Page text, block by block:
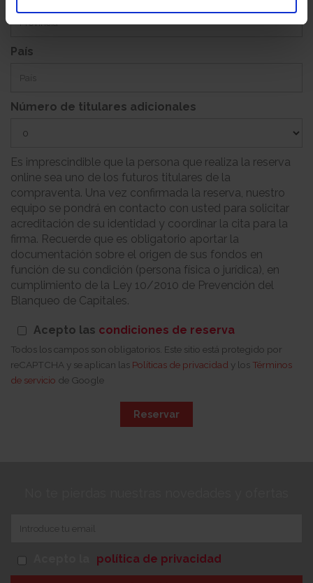
País
Número de titulares adicionales
Es imprescindible que la persona que realiza la reserva
online sea uno de los futuros titulares de la
compraventa. Una vez confirmada la reserva, nuestro
equipo se pondrá en contacto con usted para solicitar
acreditación de su identidad y coordinar la cita para la
firma. Recuerde que es obligatorio aportar la
documentación sobre el origen de sus fondos en
función de su condición (persona física o jurídica), en
cumplimiento de la Ley 10/2010 de Prevención del
Blanqueo de Capitales.
Acepto las condiciones de reserva
Todos los campos son obligatorios. Este sitio está protegido por
reCAPTCHA y se aplican las Políticas de privacidad y los Términos
de servicio de Google
Reservar
política de privacidad